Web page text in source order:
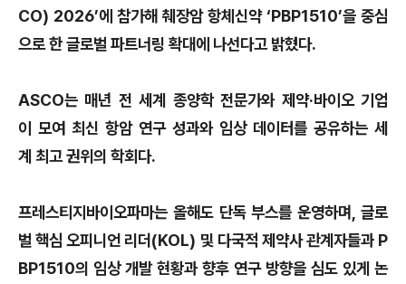
CO) 2026’에 참가해 췌장암 항체신약 ‘PBP1510’을 중심
으로 한 글로벌 파트너링 확대에 나선다고 밝혔다.
ASCO는 매년 전 세계 종양학 전문가와 제약·바이오 기업
이 모여 최신 항암 연구 성과와 임상 데이터를 공유하는 세
계 최고 권위의 학회다.
프레스티지바이오파마는 올해도 단독 부스를 운영하며, 글로
벌 핵심 오피니언 리더(KOL) 및 다국적 제약사 관계자들과 P
BP1510의 임상 개발 현황과 향후 연구 방향을 심도 있게 논